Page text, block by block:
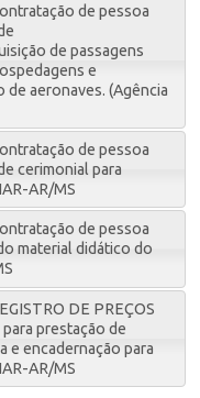
de pessoa
de passagens
e
aeronaves. (Agência
de pessoa
cerimonial para
AR/MS
de pessoa
material didático do
DE PREÇOS
prestação de
e encadernação para
AR/MS